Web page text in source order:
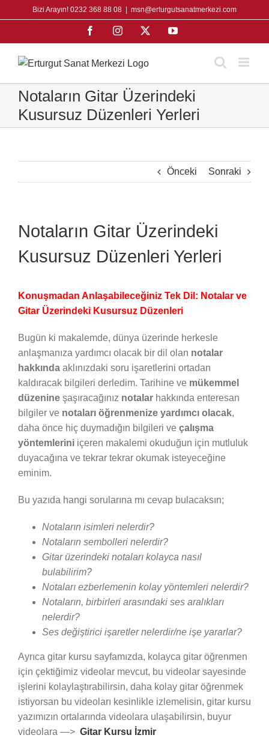
to
Bizi Arayın! 0232 368 88 08 msn@erturgutsanatmerkezi.com
FacebookInstagram YouTube
Notaların Gitar Üzerindeki
Kusursuz Düzenleri Yerleri
Önceki Sonraki
Notaların Gitar Üzerindeki
Kusursuz Düzenleri Yerleri
Konuşmadan Anlaşabileceğiniz Tek Dil: Notalar ve
Gitar Üzerindeki Kusursuz Düzenleri
Bugün ki makalemde, dünya üzerinde herkesle
anlaşmanıza yardımcı olacak bir dil olan notalar
hakkında aklınızdaki soru işaretlerini ortadan
kaldıracak bilgileri derledim. Tarihine ve mükemmel
düzenine şaşıracağınız notalar hakkında enteresan
bilgiler ve notaları öğrenmenize yardımcı olacak,
daha önce hiç duymadığın bilgileri ve çalışma
yöntemlerini içeren makalemi okuduğun için mutluluk
duyacağına ve tekrar tekrar okumak isteyeceğine
eminim.
Bu yazıda hangi sorularına mı cevap bulacaksın;
Notaların isimleri nelerdir?
Notaların sembolleri nelerdir?
Gitar üzerindeki notaları kolayca nasıl
bulabilirim?
Notaları ezberlemenin kolay yöntemleri nelerdir?
Notaların, birbirleri arasındaki ses aralıkları
nelerdir?
Ses değiştirici işaretler nelerdir/ne işe yararlar?
Ayrıca gitar kursu sayfamızda, kolayca gitar öğrenmen
için çektiğimiz videolar mevcut, bu videolar sayesinde
işlerini kolaylaştırabilirsin, daha kolay gitar öğrenmek
istiyorsan bu videoları kesinlikle izlemelisin, gitar kursu
yazımızın ortalarında videolara ulaşabilirsin, buyur
videolara —> Gitar Kursu İzmir